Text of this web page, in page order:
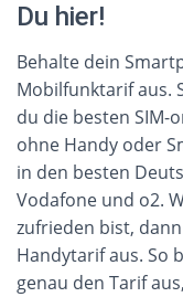
Du hier!
Behalte dein
Mobilfunktarif aus.
du die besten SIM-
ohne Handy oder
in den besten
Vodafone und o2.
zufrieden bist,
Handytarif aus. So
genau den Tarif